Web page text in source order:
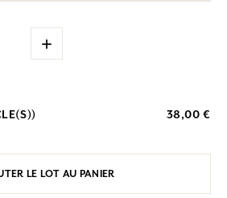
+
38,00 €
LE LOT AU PANIER